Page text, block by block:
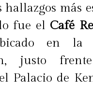
más
fue el Café
en la
justo
Palacio de